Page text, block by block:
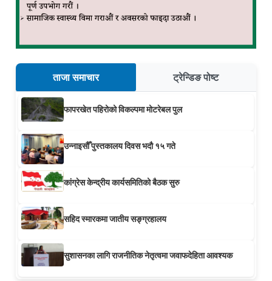
ताजा समाचार ट्रेन्डिङ पोष्ट
फापरखेत पहिरोको विकल्पमा मोटरेबल पुल
उन्नाइसौँ पुस्तकालय दिवस भदौ १५ गते
कांग्रेस केन्द्रीय कार्यसमितिको बैठक सुरु
सहिद स्मारकमा जातीय सङ्ग्रहालय
सुशासनका लागि राजनीतिक नेतृत्वमा जवाफदेहिता आवश्यक